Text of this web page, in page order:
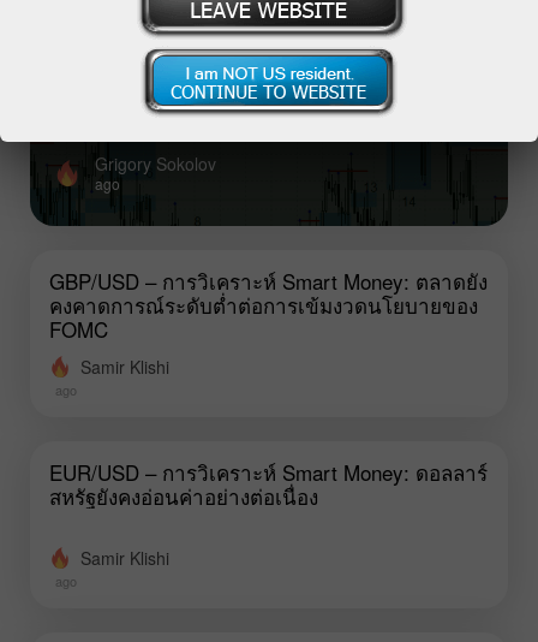
GBP/USD – การวิเคราะห์ Smart Money:
ตลาดยังคงคาดการณ์ระดับต่ำต่อการเข้มงวด
นโยบายของ FOMC
สถานการณ์ตลาดแรงงานสหรัฐฯ ในปัจจุบันไม่น่าจะเอื้อให้
Fed ปรับขึ้นอัตราดอกเบี้ยได้
Grigory Sokolov
ago
GBP/USD – การวิเคราะห์ Smart Money: ตลาดยัง
คงคาดการณ์ระดับต่ำต่อการเข้มงวดนโยบายของ
FOMC
Samir Klishi
ago
EUR/USD – การวิเคราะห์ Smart Money: ดอลลาร์
สหรัฐยังคงอ่อนค่าอย่างต่อเนื่อง
Samir Klishi
ago